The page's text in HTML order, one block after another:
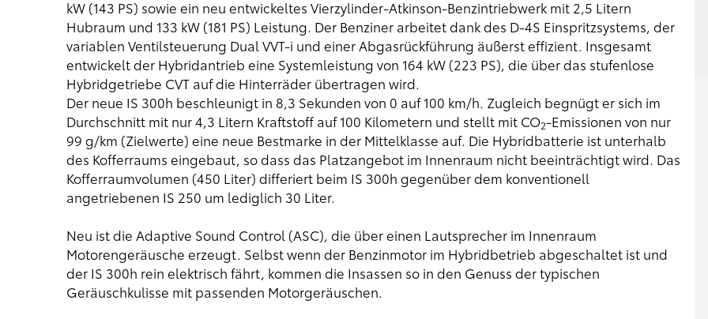
kW (143 PS) sowie ein neu entwickeltes Vierzylinder-Atkinson-Benzintriebwerk mit 2,5 Litern
Hubraum und 133 kW (181 PS) Leistung. Der Benziner arbeitet dank des D-4S Einspritzsystems, der
variablen Ventilsteuerung Dual VVT-i und einer Abgasrückführung äußerst effizient. Insgesamt
entwickelt der Hybridantrieb eine Systemleistung von 164 kW (223 PS), die über das stufenlose
Hybridgetriebe CVT auf die Hinterräder übertragen wird.
Der neue IS 300h beschleunigt in 8,3 Sekunden von 0 auf 100 km/h. Zugleich begnügt er sich im
Durchschnitt mit nur 4,3 Litern Kraftstoff auf 100 Kilometern und stellt mit CO2-Emissionen von nur
99 g/km (Zielwerte) eine neue Bestmarke in der Mittelklasse auf. Die Hybridbatterie ist unterhalb
des Kofferraums eingebaut, so dass das Platzangebot im Innenraum nicht beeinträchtigt wird. Das
Kofferraumvolumen (450 Liter) differiert beim IS 300h gegenüber dem konventionell
angetriebenen IS 250 um lediglich 30 Liter.
Neu ist die Adaptive Sound Control (ASC), die über einen Lautsprecher im Innenraum
Motorengeräusche erzeugt. Selbst wenn der Benzinmotor im Hybridbetrieb abgeschaltet ist und
der IS 300h rein elektrisch fährt, kommen die Insassen so in den Genuss der typischen
Geräuschkulisse mit passenden Motorgeräuschen.